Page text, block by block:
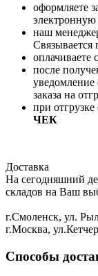
оформляете
электронную
наш
Связывается
оплачиваете
после
уведомление
заказа на
при
ЧЕК
Доставка
На сегодняшний
складов на Ваш
г.Смоленск, ул.
г.Москва,
Способы